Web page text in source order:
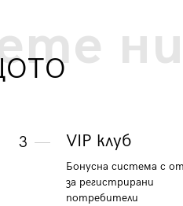
ни
3 VIP клуб
Бонусна система с
за регистрирани
потребители